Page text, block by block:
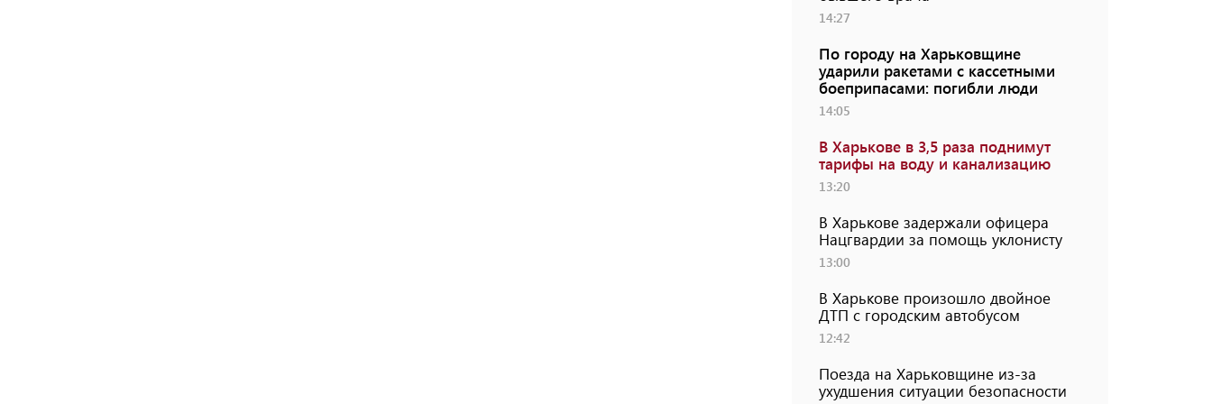
14:27
По городу на Харьковщине
ударили ракетами с кассетными
боеприпасами: погибли люди
14:05
В Харькове в 3,5 раза поднимут
тарифы на воду и канализацию
13:20
В Харькове задержали офицера
Нацгвардии за помощь уклонисту
13:00
В Харькове произошло двойное
ДТП с городским автобусом
12:42
Поезда на Харьковщине из-за
ухудшения ситуации безопасности